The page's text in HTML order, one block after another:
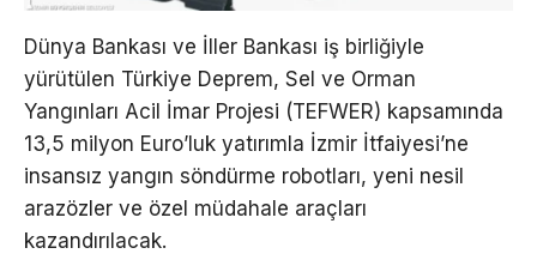
Dünya Bankası ve İller Bankası iş birliğiyle
yürütülen Türkiye Deprem, Sel ve Orman
Yangınları Acil İmar Projesi (TEFWER) kapsamında
13,5 milyon Euro’luk yatırımla İzmir İtfaiyesi’ne
insansız yangın söndürme robotları, yeni nesil
arazözler ve özel müdahale araçları
kazandırılacak.